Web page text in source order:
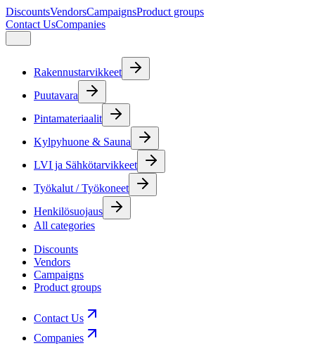
DiscountsVendorsCampaignsProduct groups
Contact UsCompanies
Rakennustarvikkeet
Puutavara
Pintamateriaalit
Kylpyhuone & Sauna
LVI ja Sähkötarvikkeet
Työkalut / Työkoneet
Henkilösuojaus
All categories
Discounts
Vendors
Campaigns
Product groups
Contact Us
Companies